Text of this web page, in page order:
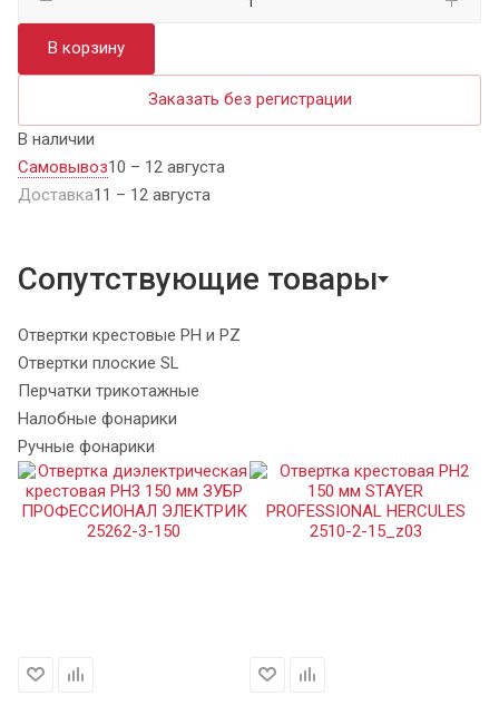
В корзину
Заказать без регистрации
В наличии
Самовывоз10 – 12 августа
Доставка11 – 12 августа
Сопутствующие товары
Отвертки крестовые PH и PZ
Отвертки плоские SL
Перчатки трикотажные
Налобные фонарики
Ручные фонарики